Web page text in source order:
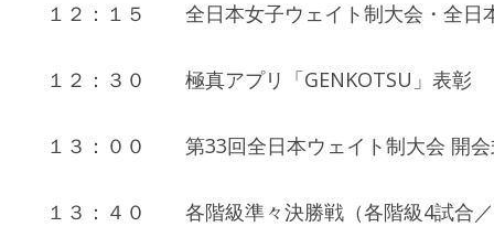
１２：１５ 全日本女子ウェイト制大会・全日
１２：３０ 極真アプリ「GENKOTSU」表彰
１３：００ 第33回全日本ウェイト制大会 開会
１３：４０ 各階級準々決勝戦（各階級4試合